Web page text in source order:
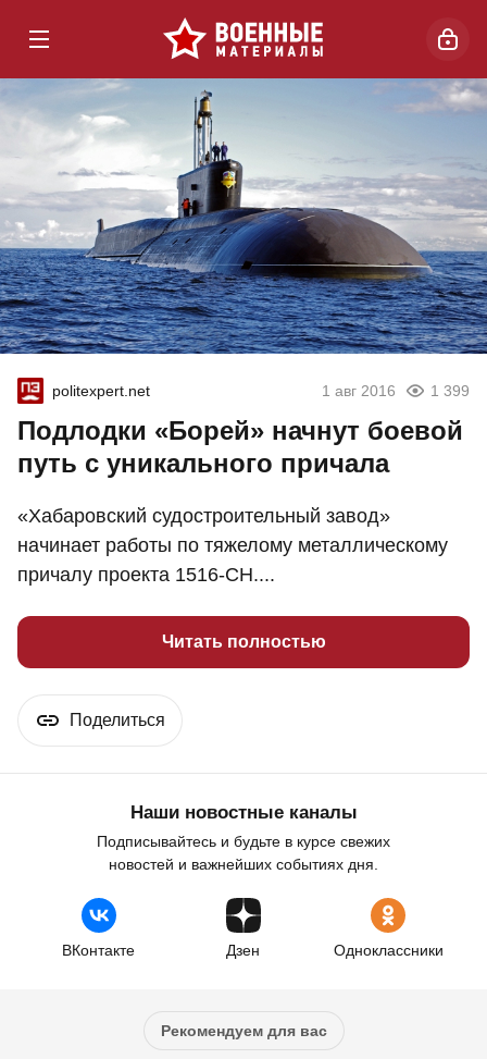
politexpert.net 1 авг 2016 1 399
Подлодки «Борей» начнут боевой
путь с уникального причала
«Хабаровский судостроительный завод»
начинает работы по тяжелому металлическому
причалу проекта 1516-СН....
Читать полностью
Поделиться
Наши новостные каналы
Подписывайтесь и будьте в курсе свежих
новостей и важнейших событиях дня.
ВКонтакте Дзен Одноклассники
Рекомендуем для вас